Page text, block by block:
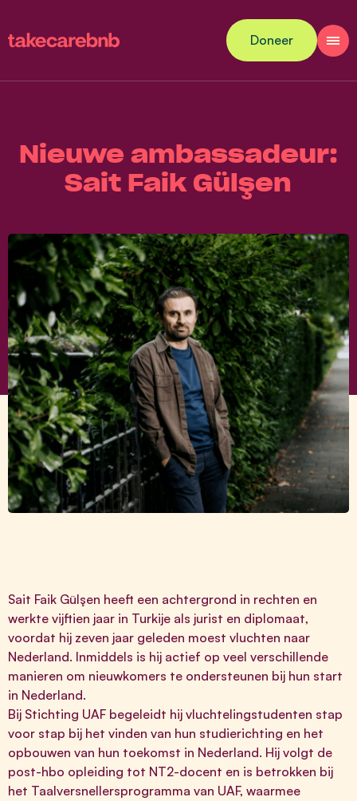
Doneer
Nieuwe ambassadeur:
Sait Faik Gülşen
Sait Faik Gülşen heeft een achtergrond in rechten en
werkte vijftien jaar in Turkije als jurist en diplomaat,
voordat hij zeven jaar geleden moest vluchten naar
Nederland. Inmiddels is hij actief op veel verschillende
manieren om nieuwkomers te ondersteunen bij hun start
in Nederland.
Bij Stichting UAF begeleidt hij vluchtelingstudenten stap
voor stap bij het vinden van hun studierichting en het
opbouwen van hun toekomst in Nederland. Hij volgt de
post-hbo opleiding tot NT2-docent en is betrokken bij
het Taalversnellersprogramma van UAF, waarmee